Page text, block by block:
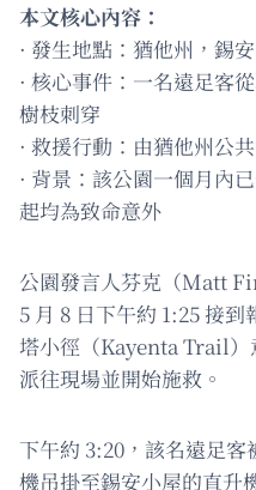
本文核心內容：
· 發生地點：猶他州，錫
· 核心事件：一名遠足客
樹枝刺穿
· 救援行動：由猶他州公
· 背景：該公園一個月內
起均為致命意外
公園發言人芬克（Matt
5 月 8 日下午約 1:25 接
塔小徑（Kayenta Trail）
派往現場並開始施救。
下午約 3:20，該名遠足
機吊掛至錫安小屋的直升